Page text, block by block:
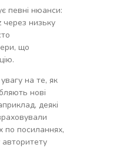
певні нюанси:
низьку
що
на те, як
нові
деякі
по посиланнях,